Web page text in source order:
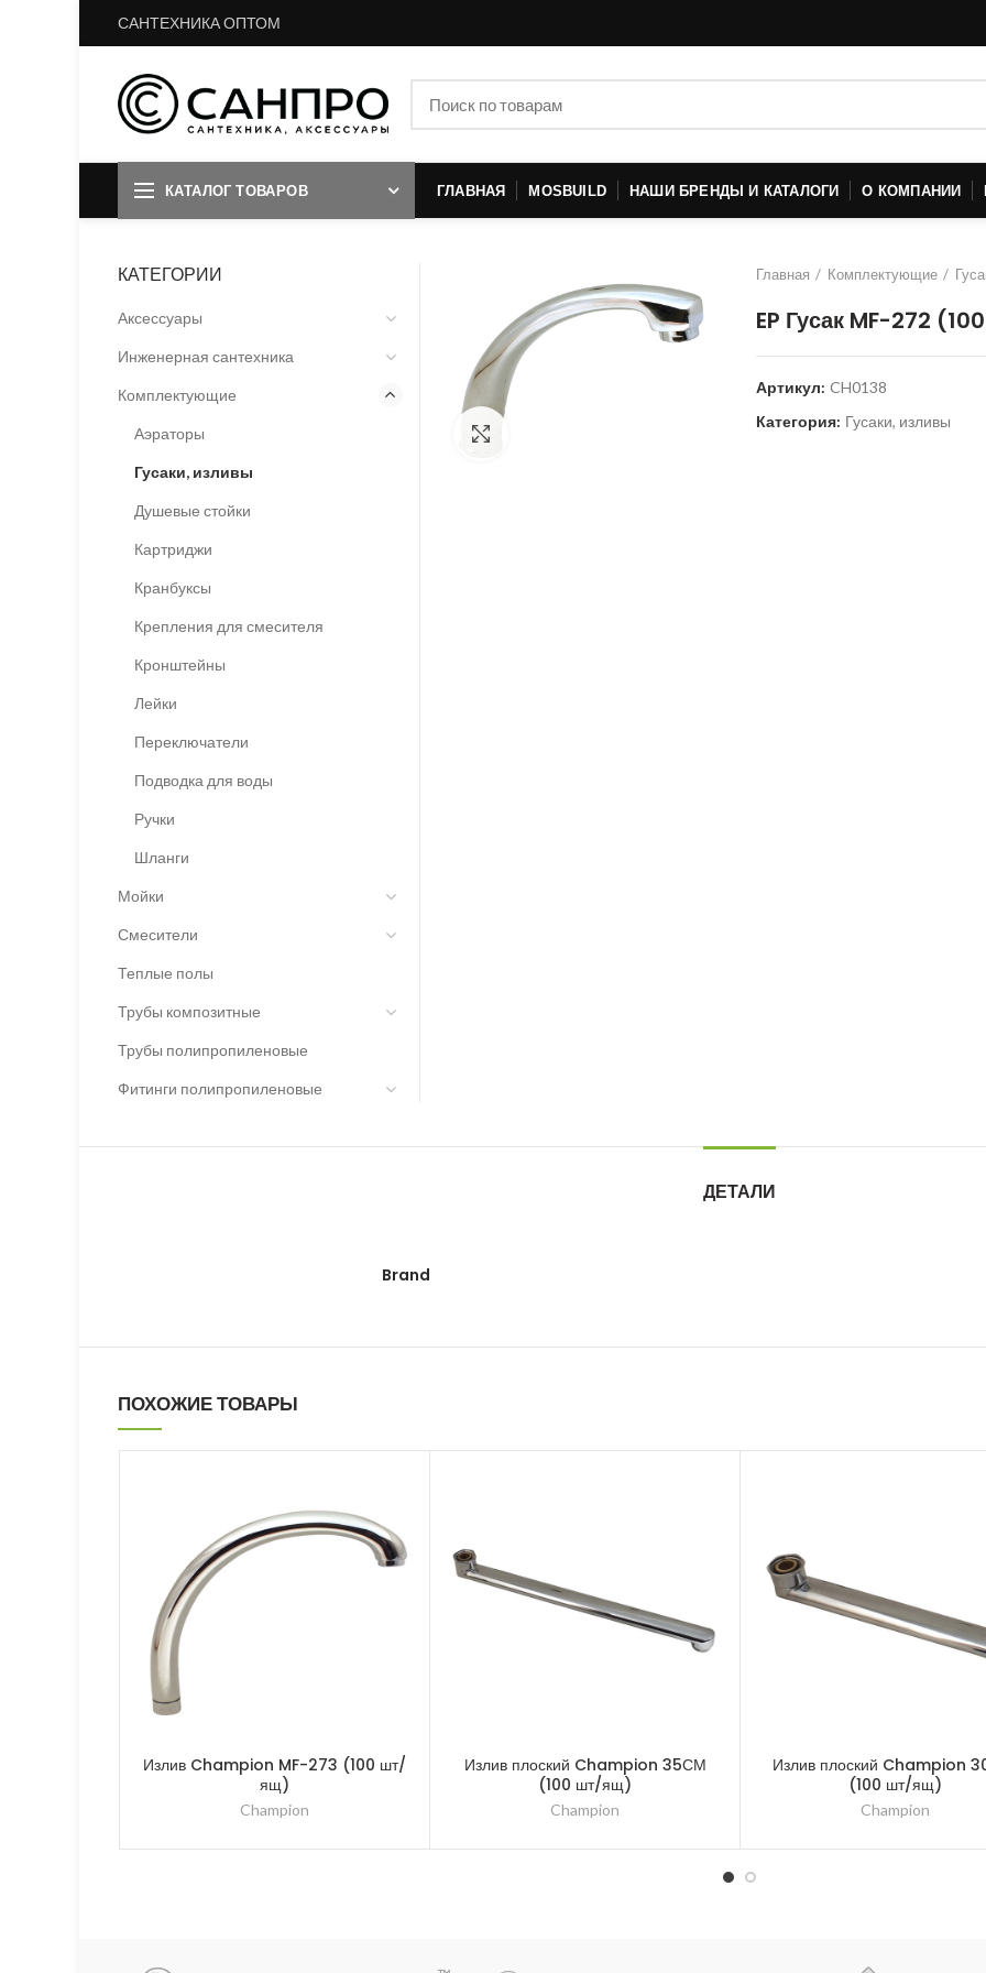
САНТЕХНИКА ОПТОМ
КАТАЛОГ ТОВАРОВ ГЛАВНАЯ MOSBUILD НАШИ БРЕНДЫ И КАТАЛОГИ О КОМПАНИИ
Главная Комплектующие
EP Гусак MF-272
Артикул: CH0138
Категория: Гусаки, изливы
КАТЕГОРИИ
Аксессуары
Инженерная сантехника
Комплектующие
Аэраторы
Гусаки, изливы
Душевые стойки
Картриджи
Кранбуксы
Крепления для смесителя
Кронштейны
Лейки
Переключатели
Подводка для воды
Ручки
Шланги
Мойки
Смесители
Теплые полы
Трубы композитные
Трубы полипропиленовые
Фитинги полипропиленовые
ДЕТАЛИ
Brand
ПОХОЖИЕ ТОВАРЫ
Излив Champion MF-273 (100 шт/
ящ)
Champion
Излив плоский Champion 35СМ
(100 шт/ящ)
Champion
Излив плоский Champion
(100 шт/ящ)
Champion